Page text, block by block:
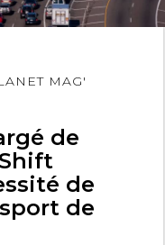
MAG'
de
de
de